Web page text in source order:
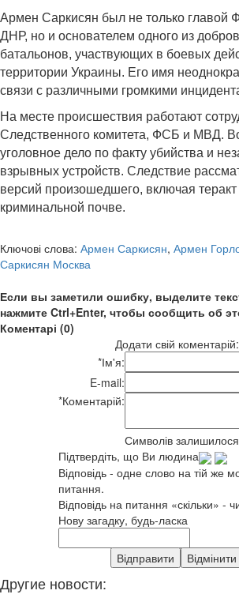
Армен Саркисян был не только главой
ДНР, но и основателем одного из
батальонов, участвующих в боевых
территории Украины. Его имя
связи с различными громкими
На месте происшествия работают
Следственного комитета, ФСБ и МВД.
уголовное дело по факту убийства и
взрывных устройств. Следствие
версий произошедшего, включая теракт
криминальной почве.
Ключові слова: Армен Саркисян, Армен
Саркисян Москва
Если вы заметили ошибку, выделите
нажмите Ctrl+Enter, чтобы сообщить об
Коментарі (0)
Додати свій коментарій:
*Ім'я:
E-mail:
*Коментарій:
Символів
Підтвердіть, що Ви людина
Відповідь - одне слово на тій же
питання.
Відповідь на питання «скільки» -
Нову загадку, будь-ласка
Другие новости: